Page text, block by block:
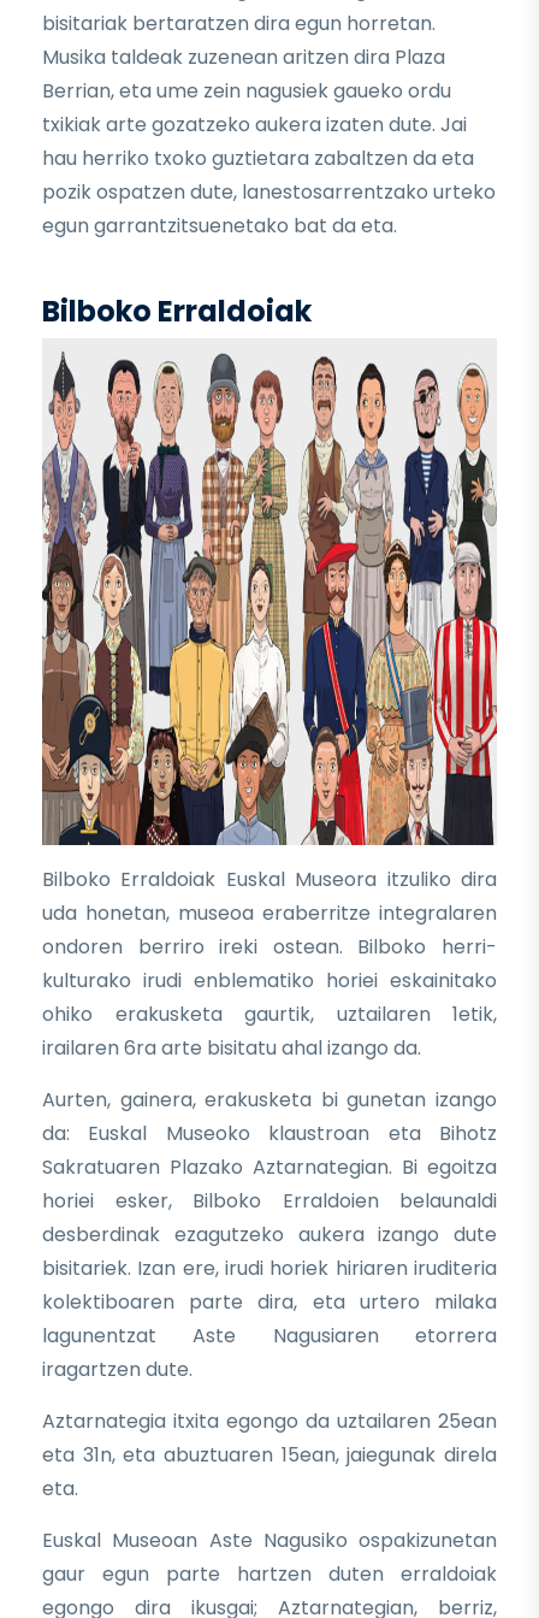
bisitariak bertaratzen dira egun horretan.
Musika taldeak zuzenean aritzen dira Plaza
Berrian, eta ume zein nagusiek gaueko ordu
txikiak arte gozatzeko aukera izaten dute. Jai
hau herriko txoko guztietara zabaltzen da eta
pozik ospatzen dute, lanestosarrentzako urteko
egun garrantzitsuenetako bat da eta.
Bilboko Erraldoiak
Bilboko Erraldoiak Euskal Museora itzuliko dira
uda honetan, museoa eraberritze integralaren
ondoren berriro ireki ostean. Bilboko herri-
kulturako irudi enblematiko horiei eskainitako
ohiko erakusketa gaurtik, uztailaren 1etik,
irailaren 6ra arte bisitatu ahal izango da.
Aurten, gainera, erakusketa bi gunetan izango
da: Euskal Museoko klaustroan eta Bihotz
Sakratuaren Plazako Aztarnategian. Bi egoitza
horiei esker, Bilboko Erraldoien belaunaldi
desberdinak ezagutzeko aukera izango dute
bisitariek. Izan ere, irudi horiek hiriaren iruditeria
kolektiboaren parte dira, eta urtero milaka
lagunentzat Aste Nagusiaren etorrera
iragartzen dute.
Aztarnategia itxita egongo da uztailaren 25ean
eta 31n, eta abuztuaren 15ean, jaiegunak direla
eta.
Euskal Museoan Aste Nagusiko ospakizunetan
gaur egun parte hartzen duten erraldoiak
egongo dira ikusgai; Aztarnategian, berriz,